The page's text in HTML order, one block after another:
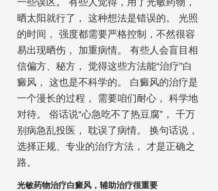
晒太阳就行了， 这种想法是错误的。 光照
的时间， 强度都需要严格控制，不然很容
易出现晒伤， 加重病情。 有些人会盲目相
信偏方、秘方， 觉得这些方法能“治疗”白
癜风， 这也是不科学的。 白癜风的治疗是
一个漫长的过程， 需要咱们耐心， 科学地
对待。 俗话说“心急吃不了热豆腐”， 千万
别病急乱投医， 耽误了病情。 换句话说，
选择正规、专业的治疗方法， 才是正确之
路。
光敏药物治疗白癜风，辅助治疗很重要